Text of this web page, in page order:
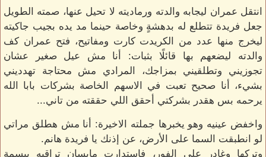
انتقل عمران ليجابه والدته ورماديته لا تحيل عنها، صمته الطويل
جعل فريدة تتطلع له بدهشةٍ وخاصة حينما مد يده بجيب جاكيته
ليخرج منها عدد من الكريدت كارت ومفاتيح، فتح عمران كف
والدته ليضعهم بها قائلًا بثبات: أنا مش عيل صغير عشان
تجوزيني وتطلقيني بمزاجك، المرادي مش محتاجة تهدديني
بشيء، أنا صحيح تعبت في الاسهم الخاصة بشركات بابا الله
يرحمه بس هقدر بشركتي أحقق اللي حققته من تاني...
واخفض عينيه وهو يخبرها جملته الاخيرة: أنا مش هطلق مراتي
لو انطبقت السما على الأرض، عن إذنك يا فريدة هانم.
وتركها وغادر على الفور، فاستدارت مايسان تراقبه ببسمة